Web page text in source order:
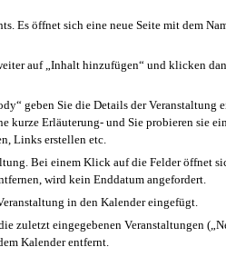
Es öffnet sich eine neue Seite mit dem
auf „Inhalt hinzufügen“ und klicken
geben Sie die Details der
kurze Erläuterung- und Sie probieren sie
Links erstellen etc.
Bei einem Klick auf die Felder öffnet
wird kein Enddatum angefordert.
in den Kalender eingefügt.
zuletzt eingegebenen Veranstaltungen
Kalender entfernt.